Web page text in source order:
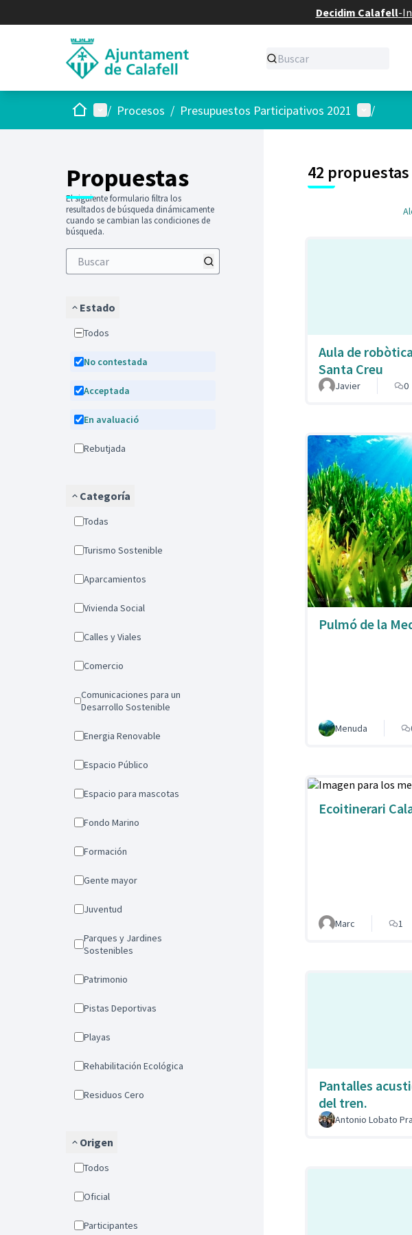
Decidim Calafell-
InicioMenú principal
/ Procesos / Presupuestos Participativos 2021 Menú de
/
Propuestas
El siguiente formulario filtra los
resultados de búsqueda dinámicamente
cuando se cambian las condiciones de
búsqueda.
Estado
Todos
No contestada
Acceptada
En avaluació
Rebutjada
Categoría
Todas
Turismo Sostenible
Aparcamientos
Vivienda Social
Calles y Viales
Comercio
Comunicaciones para un
Desarrollo Sostenible
Energia Renovable
Espacio Público
Espacio para mascotas
Fondo Marino
Formación
Gente mayor
Juventud
Parques y Jardines
Sostenibles
Patrimonio
Pistas Deportivas
Playas
Rehabilitación Ecológica
Residuos Cero
Origen
Todos
Oficial
Participantes
42 propuestas
Aula de
Santa Creu
Javier 0
Pulmó de la
Menuda
Ecoitinerari
Marc 1
Pantalles
del tren.
Antonio Lobato